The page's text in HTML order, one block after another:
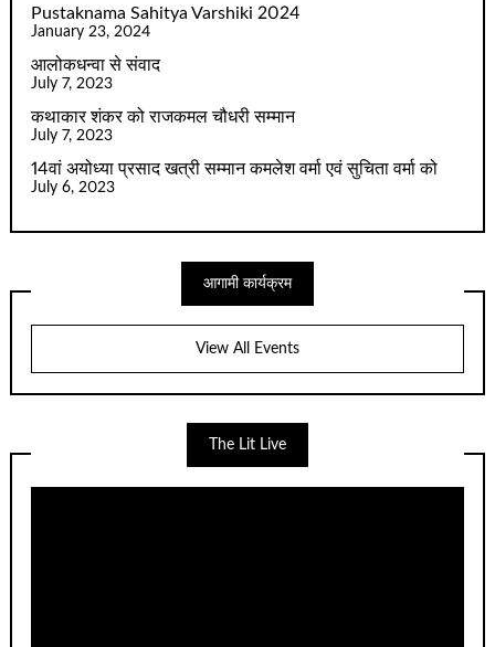
Pustaknama Sahitya Varshiki 2024
January 23, 2024
आलोकधन्वा से संवाद
July 7, 2023
कथाकार शंकर को राजकमल चौधरी सम्मान
July 7, 2023
14वां अयोध्या प्रसाद खत्री सम्मान कमलेश वर्मा एवं सुचिता वर्मा को
July 6, 2023
आगामी कार्यक्रम
View All Events
The Lit Live